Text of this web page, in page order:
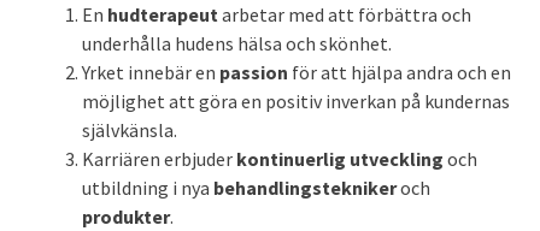
En hudterapeut arbetar med att förbättra och
underhålla hudens hälsa och skönhet.
Yrket innebär en passion för att hjälpa andra och en
möjlighet att göra en positiv inverkan på kundernas
självkänsla.
Karriären erbjuder kontinuerlig utveckling och
utbildning i nya behandlingsteknikeroch
produkter.